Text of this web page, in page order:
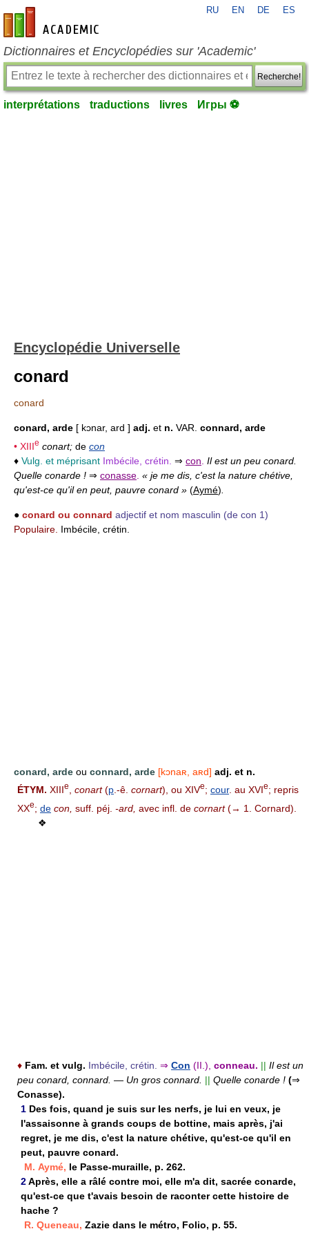
fr-academic.com
RU EN DE ES
Dictionnaires et Encyclopédies sur 'Academic'
Recherche!
interprétations traductions livres Игры ⚽
Encyclopédie Universelle
conard
conard
conard, arde [ kɔnar, ard ] adj. et n. VAR. connard, arde
• XIIIe conart; de con
♦ Vulg. et méprisant Imbécile, crétin. ⇒ con Il est un peu conard.
Quelle conarde ! ⇒ conasse « je me dis, c'est la nature chétive,
qu'est-ce qu'il en peut, pauvre conard » (Aymé)
● conard ou connard adjectif et nom masculin (de con 1)
Populaire. Imbécile, crétin.
conard, arde ou connard, arde [kɔnaʀ, aʀd] adj. et n.
ÉTYM. XIIIe, conart(p.-ê. cornart), ou XIVe; cour. au XVIe; repris
XXe; de con, suff. péj. -ard, avec infl. de cornart(→ 1. Cornard).
❖
♦ Fam. et vulg. Imbécile, crétin. ⇒ Con (II.), conneau. || Il est un
peu conard, connard. — Un gros connard. || Quelle conarde ! (⇒
Conasse).
1 Des fois, quand je suis sur les nerfs, je lui en veux, je
l'assaisonne à grands coups de bottine, mais après, j'ai
regret, je me dis, c'est la nature chétive, qu'est-ce qu'il en
peut, pauvre conard.
M. Aymé, le Passe-muraille, p. 262.
2Après, elle a râlé contre moi, elle m'a dit, sacrée conarde,
qu'est-ce que t'avais besoin de raconter cette histoire de
hache ?
R. Queneau, Zazie dans le métro, Folio, p. 55.